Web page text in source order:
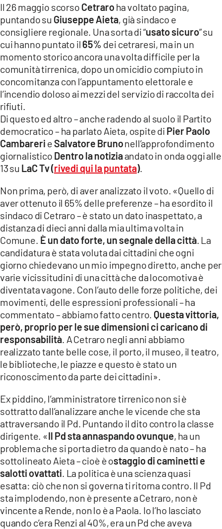
LACTV.IT
LACONAIR.IT
LACITYMAG.IT
ILREGGINO.IT
COSENZACHANNEL.IT
ILVIBONESE.IT
CATANZAROCHANNEL.IT
LACAPITALENEWS.IT
App
ANDROID
APPLE
Il 26 maggio scorso Cetraroha voltato pagina,
puntando su Giuseppe Aieta, già sindaco e
consigliere regionale. Una sorta di “usato sicuro” su
cui hanno puntato il 65% dei cetraresi, ma in un
momento storico ancora una volta difficile per la
comunità tirrenica, dopo un omicidio compiuto in
concomitanza con l’appuntamento elettorale e
l’incendio doloso ai mezzi del servizio di raccolta dei
rifiuti.
Di questo ed altro – anche radendo al suolo il Partito
democratico – ha parlato Aieta, ospite di Pier Paolo
Cambareri eSalvatore Brunonell’approfondimento
giornalistico Dentro la notiziaandato in onda oggi alle
13 su LaC Tv (rivedi qui la puntata).
Non prima, però, di aver analizzato il voto. «Quello di
aver ottenuto il 65% delle preferenze – ha esordito il
sindaco di Cetraro – è stato un dato inaspettato, a
distanza di dieci anni dalla mia ultima volta in
Comune. È un dato forte, un segnale della città. La
candidatura è stata voluta dai cittadini che ogni
giorno chiedevano un mio impegno diretto, anche per
varie vicissitudini di una città che da locomotiva è
diventata vagone. Con l’auto delle forze politiche, dei
movimenti, delle espressioni professionali – ha
commentato – abbiamo fatto centro. Questa vittoria,
però, proprio per le sue dimensioni ci caricano di
responsabilità . A Cetraro negli anni abbiamo
realizzato tante belle cose, il porto, il museo, il teatro,
le biblioteche, le piazze e questo è stato un
riconoscimento da parte dei cittadini».
Ex piddino, l’amministratore tirrenico non si è
sottratto dall’analizzare anche le vicende che sta
attraversando il Pd. Puntando il dito contro la classe
dirigente. «Il Pd sta annaspando ovunque, ha un
problema che si porta dietro da quando è nato – ha
sottolineato Aieta – cioè è ostaggio di caminetti e
salotti ovattati . La politica è una scienza quasi
esatta: ciò che non si governa ti ritorna contro. Il Pd
sta implodendo, non è presente a Cetraro, non è
vincente a Rende, non lo è a Paola. Io l’ho lasciato
quando c’era Renzi al 40%, era un Pd che aveva